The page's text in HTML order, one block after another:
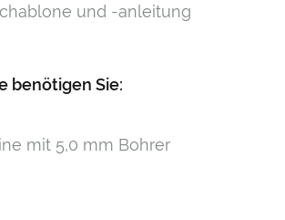
und -anleitung
benötigen Sie:
mit 5,0 mm Bohrer